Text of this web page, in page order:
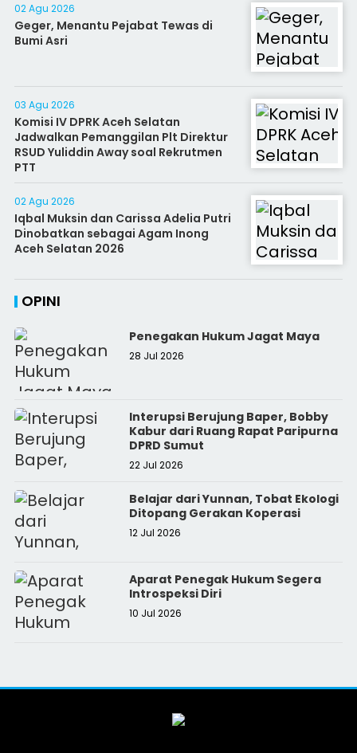
02 Agu 2026
Geger, Menantu Pejabat Tewas di
Bumi Asri
03 Agu 2026
Komisi IV DPRK Aceh Selatan
Jadwalkan Pemanggilan Plt Direktur
RSUD Yuliddin Away soal Rekrutmen
PTT
02 Agu 2026
Iqbal Muksin dan Carissa Adelia Putri
Dinobatkan sebagai Agam Inong
Aceh Selatan 2026
OPINI
Penegakan Hukum Jagat Maya
28 Jul 2026
Interupsi Berujung Baper, Bobby
Kabur dari Ruang Rapat Paripurna
DPRD Sumut
22 Jul 2026
Belajar dari Yunnan, Tobat Ekologi
Ditopang Gerakan Koperasi
12 Jul 2026
Aparat Penegak Hukum Segera
Introspeksi Diri
10 Jul 2026